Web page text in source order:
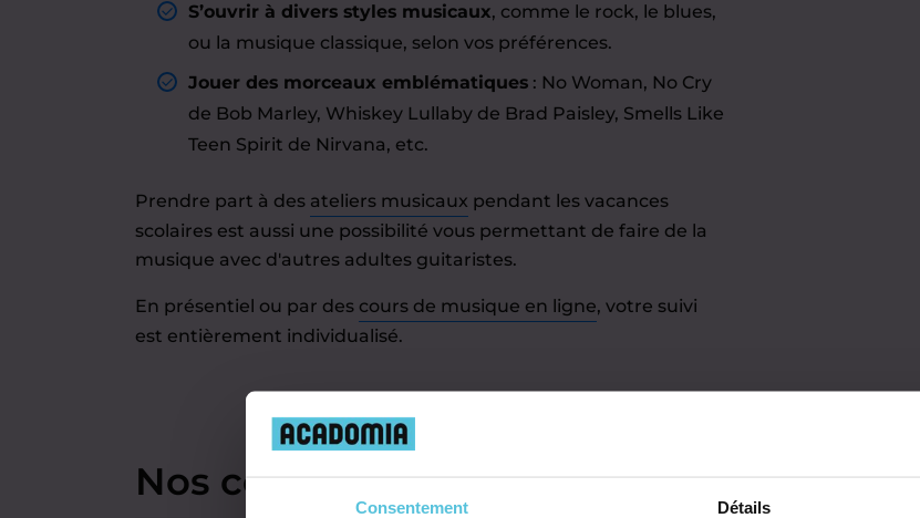
Consentement Détails
S’ouvrir à divers styles musicaux, comme le rock, le blues,
ou la musique classique, selon vos préférences.
Jouer des morceaux emblématiques : No Woman, No Cry
de Bob Marley, Whiskey Lullaby de Brad Paisley, Smells Like
Teen Spirit de Nirvana, etc.
Prendre part à des ateliers musicaux pendant les vacances
scolaires est aussi une possibilité vous permettant de faire de la
musique avec d'autres adultes guitaristes.
En présentiel ou par des cours de musique en ligne, votre suivi
est entièrement individualisé.
Nos cours de guitare pour les adultes